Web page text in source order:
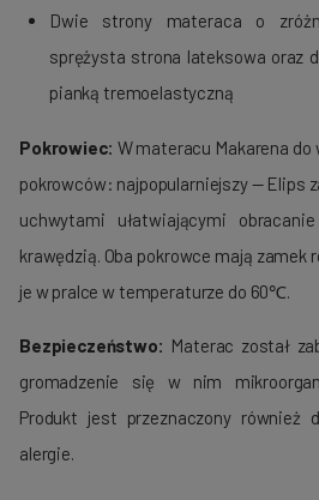
Dwie strony materaca o
sprężysta strona lateksowa oraz
pianką tremoelastyczną
Pokrowiec: W materacu Makarena
pokrowców: najpopularniejszy — Elips
uchwytami ułatwiającymi
krawędzią. Oba pokrowce mają zamek
je w pralce w temperaturze do 60℃.
Bezpieczeństwo: Materac został
gromadzenie się w nim
Produkt jest przeznaczony również
alergie.